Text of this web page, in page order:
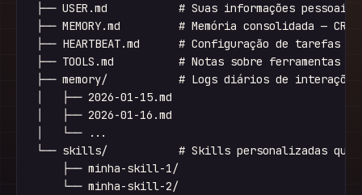
├── USER.md           # Suas informações pessoais —
├── MEMORY.md         # Memória consolidada —
├── HEARTBEAT.md      # Configuração de tarefas
├── TOOLS.md          # Notas sobre ferramentas
├── memory/           # Logs diários de interações
│   ├── 2026-01-15.md
│   ├── 2026-01-16.md
│   └── ...
└── skills/           # Skills personalizadas que
    ├── minha-skill-1/